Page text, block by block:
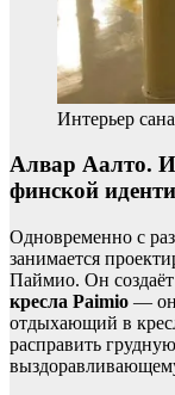
Интерьер
Алвар Аалто.
финской
Одновременно с
занимается
Паймио. Он
кресла Paimio —
отдыхающий в
расправить